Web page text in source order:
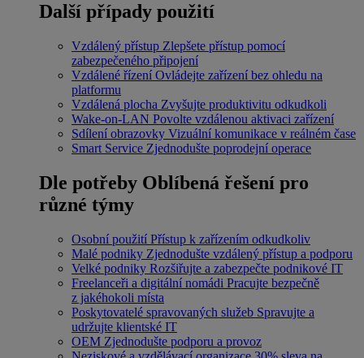
Další případy použití
Vzdálený přístup Zlepšete přístup pomocí
zabezpečeného připojení
Vzdálené řízení Ovládejte zařízení bez ohledu na
platformu
Vzdálená plocha Zvyšujte produktivitu odkudkoli
Wake-on-LAN Povolte vzdálenou aktivaci zařízení
Sdílení obrazovky Vizuální komunikace v reálném čase
Smart Service Zjednodušte poprodejní operace
Dle potřeby Oblíbená řešení pro
různé týmy
Osobní použití Přístup k zařízením odkudkoliv
Malé podniky Zjednodušte vzdálený přístup a podporu
Velké podniky Rozšiřujte a zabezpečte podnikové IT
Freelanceři a digitální nomádi Pracujte bezpečně
z jakéhokoli místa
Poskytovatelé spravovaných služeb Spravujte a
udržujte klientské IT
OEM Zjednodušte podporu a provoz